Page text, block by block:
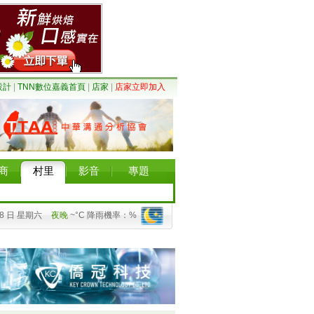
計 TNN數位嘉義首頁 店家 店家立即加入
村里 影音 專題
日 星期六 夜晚 ~°C 降雨機率：%